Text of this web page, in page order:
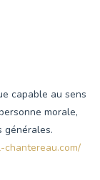
capable au sens
morale,
générales.